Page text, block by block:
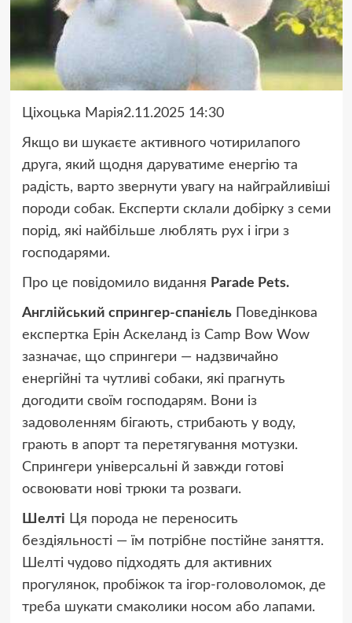
Ціхоцька Марія2.11.2025 14:30
Якщо ви шукаєте активного чотирилапого
друга, який щодня даруватиме енергію та
радість, варто звернути увагу на найграйливіші
породи собак. Експерти склали добірку з семи
порід, які найбільше люблять рух і ігри з
господарями.
Про це повідомило видання Parade Pets.
Англійський спрингер-спанієльПоведінкова
експертка Ерін Аскеланд із Camp Bow Wow
зазначає, що спрингери — надзвичайно
енергійні та чутливі собаки, які прагнуть
догодити своїм господарям. Вони із
задоволенням бігають, стрибають у воду,
грають в апорт та перетягування мотузки.
Спрингери універсальні й завжди готові
освоювати нові трюки та розваги.
Шелті Ця порода не переносить
бездіяльності — їм потрібне постійне заняття.
Шелті чудово підходять для активних
прогулянок, пробіжок та ігор-головоломок, де
треба шукати смаколики носом або лапами.